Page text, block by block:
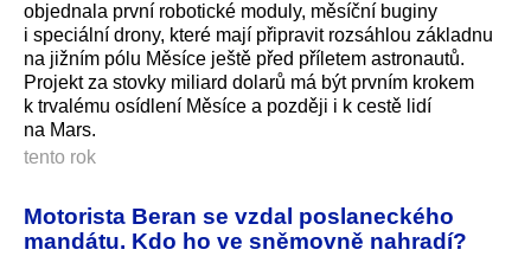
objednala první robotické moduly, měsíční buginy
i speciální drony, které mají připravit rozsáhlou základnu
na jižním pólu Měsíce ještě před příletem astronautů.
Projekt za stovky miliard dolarů má být prvním krokem
k trvalému osídlení Měsíce a později i k cestě lidí
na Mars.
tento rok
Motorista Beran se vzdal poslaneckého
mandátu. Kdo ho ve sněmovně nahradí?